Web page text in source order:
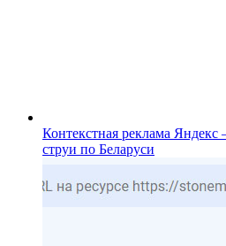
Контекстная реклама
струи по Беларуси